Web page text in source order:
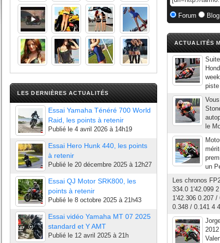
LES DERNIÈRES ACTUALITÉS
Essai Yamaha Ténéré 700 World
Raid, les points à retenir
Publié le 4 avril 2026 à 14h19
Essai Hero Hunk 440, les points
à retenir
Publié le 20 décembre 2025 à 12h27
Essai QJ Motor SRK800, les
points à retenir
Publié le 8 octobre 2025 à 21h43
Essai vidéo Yamaha MT 07 2025
standard et Y AMT
Publié le 12 avril 2025 à 21h
Forum
ACTUALITÉS
le
un
Les chronos
334.0 1'42.099
1'42.306 0.207
0.348 / 0.141 4